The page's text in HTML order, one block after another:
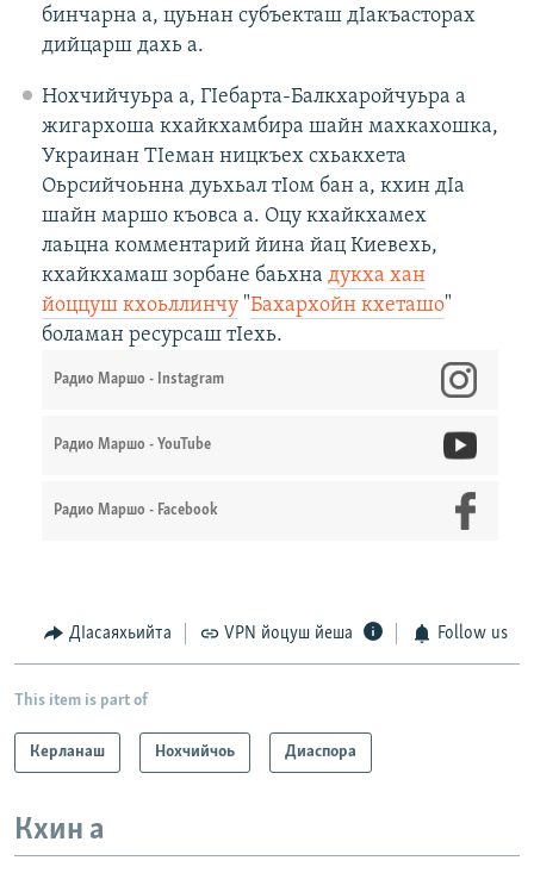
бинчарна а, цуьнан субъекташ дIакъасторах
дийцарш дахь а.
Нохчийчуьра а, ГIебарта-Балкхаройчуьра а
жигархоша кхайкхамбира шайн махкахошка,
Украинан ТIеман ницкъех схьакхета
Оьрсийчоьнна дуьхьал тIом бан а, кхин дIа
шайн маршо къовса а. Оцу кхайкхамех
лаьцна комментарий йина йац Киевехь,
кхайкхамаш зорбане баьхна дукха хан
йоццуш кхоьллинчу"Бахархойн кхеташо"
боламан ресурсаш тIехь.
Радио Маршо - Instagram
Радио Маршо - YouTube
Радио Маршо - Facebook
ДIасаяхьийта VPN йоцуш йеша Follow us
This item is part of
Керланаш Нохчийчоь Диаспора
Кхин а